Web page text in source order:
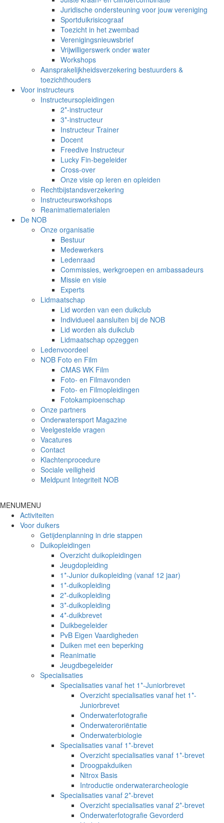
Juridische ondersteuning voor jouw vereniging
Sportduikrisicograaf
Toezicht in het zwembad
Verenigingsnieuwsbrief
Vrijwilligerswerk onder water
Workshops
Aansprakelijkheidsverzekering bestuurders &
toezichthouders
Voor instructeurs
Instructeursopleidingen
2*-instructeur
3*-instructeur
Instructeur Trainer
Docent
Freedive Instructeur
Lucky Fin-begeleider
Cross-over
Onze visie op leren en opleiden
Rechtbijstandsverzekering
Instructeursworkshops
Reanimatiematerialen
De NOB
Onze organisatie
Bestuur
Medewerkers
Ledenraad
Commissies, werkgroepen en ambassadeurs
Missie en visie
Experts
Lidmaatschap
Lid worden van een duikclub
Individueel aansluiten bij de NOB
Lid worden als duikclub
Lidmaatschap opzeggen
Ledenvoordeel
NOB Foto en Film
CMAS WK Film
Foto- en Filmavonden
Foto- en Filmopleidingen
Fotokampioenschap
Onze partners
Onderwatersport Magazine
Veelgestelde vragen
Vacatures
Contact
Klachtenprocedure
Sociale veiligheid
Meldpunt Integriteit NOB
MENUMENU
Activiteiten
Voor duikers
Getijdenplanning in drie stappen
Duikopleidingen
Overzicht duikopleidingen
Jeugdopleiding
1*-Junior duikopleiding (vanaf 12 jaar)
1*-duikopleiding
2*-duikopleiding
3*-duikopleiding
4*-duikbrevet
Duikbegeleider
PvB Eigen Vaardigheden
Duiken met een beperking
Reanimatie
Jeugdbegeleider
Specialisaties
Specialisaties vanaf het 1*-Juniorbrevet
Overzicht specialisaties vanaf het 1*-
Juniorbrevet
Onderwaterfotografie
Onderwateroriëntatie
Onderwaterbiologie
Specialisaties vanaf 1*-brevet
Overzicht specialisaties vanaf 1*-brevet
Droogpakduiken
Nitrox Basis
Introductie onderwaterarcheologie
Specialisaties vanaf 2*-brevet
Overzicht specialisaties vanaf 2*-brevet
Onderwaterfotografie Gevorderd